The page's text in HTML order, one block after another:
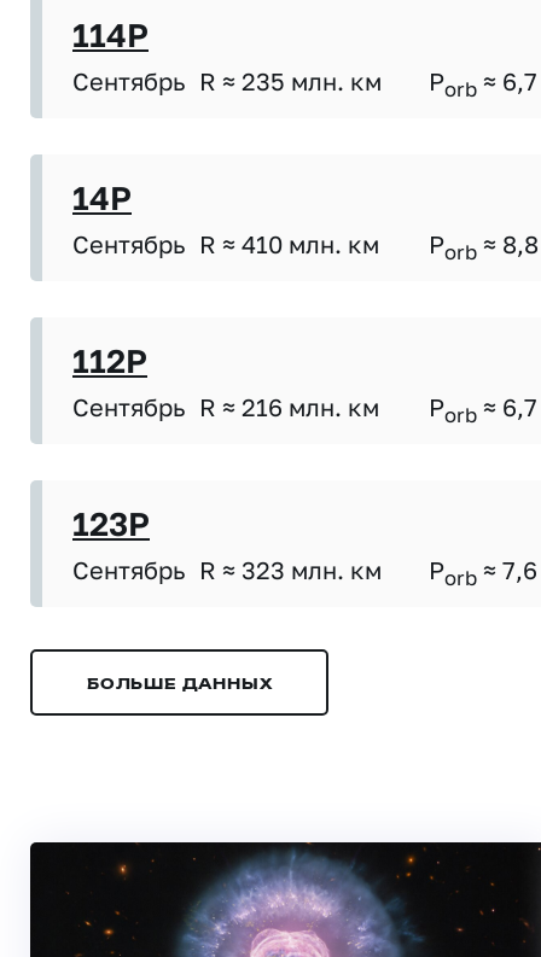
114P
Сентябрь R ≈ 235 млн. км Porb ≈ 6,7
14P
Сентябрь R ≈ 410 млн. км Porb ≈ 8,8
112P
Сентябрь R ≈ 216 млн. км Porb ≈ 6,7
123P
Сентябрь R ≈ 323 млн. км Porb ≈ 7,6
БОЛЬШЕ ДАННЫХ